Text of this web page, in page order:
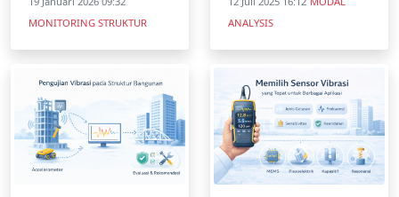
bangunan dan
infrastruktur secara real-
menggunakan sensor.
mendeteksi perubahan
perilaku struktur seperti
getaran, regangan, dan
pergeseran
MONITORING STRUKTUR
Artikel ini membahas
pengertian, peran, serta
dalam analisis dan
ANALYSIS